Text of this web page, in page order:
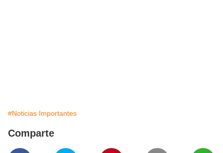
#Noticias Importantes
Comparte